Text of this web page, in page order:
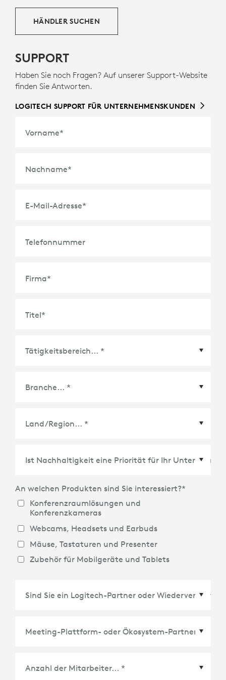
HÄNDLER SUCHEN
SUPPORT
Haben Sie noch Fragen? Auf unserer Support-Website
finden Sie Antworten.
LOGITECH SUPPORT FÜR UNTERNEHMENSKUNDEN
Vorname*
Nachname*
E-Mail-Adresse*
Telefonnummer
Firma*
Titel*
An welchen Produkten sind Sie interessiert?*
Konferenzraumlösungen und
Konferenzkameras
Webcams, Headsets und Earbuds
Mäuse, Tastaturen und Presenter
Zubehör für Mobilgeräte und Tablets